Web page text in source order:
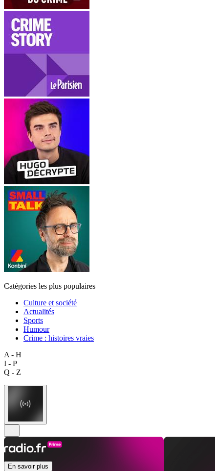
Catégories les plus populaires
Culture et société
Actualités
Sports
Humour
Crime : histoires vraies
A - H
I - P
Q - Z
En savoir plus